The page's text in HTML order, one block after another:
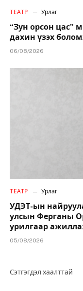
ТЕАТР Урлаг
“Зун орсон
дахин үзэх
06/08/2026
ТЕАТР Урлаг
УДЭТ-ын
улсын Ферганы
урилгаар
05/08/2026
Сэтгэгдэл хаалттай